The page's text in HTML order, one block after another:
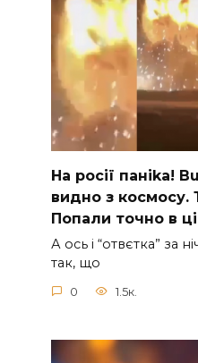
На рocії паніkа!
видно з коcмосу.
Пoпали тoчно в
А ocь і “отвєтка” за
так, що
0 1.5к.